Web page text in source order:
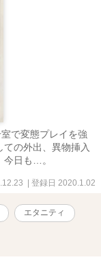
で変態プレイを強
の外出、異物挿入
日も…。
| 登録日 2020.1.02
エタニティ